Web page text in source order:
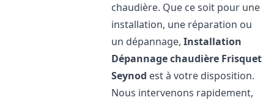
chaudière. Que ce soit pour une
installation, une réparation ou
un dépannage,Installation
Dépannage chaudière Frisquet
Seynod est à votre disposition.
Nous intervenons rapidement,